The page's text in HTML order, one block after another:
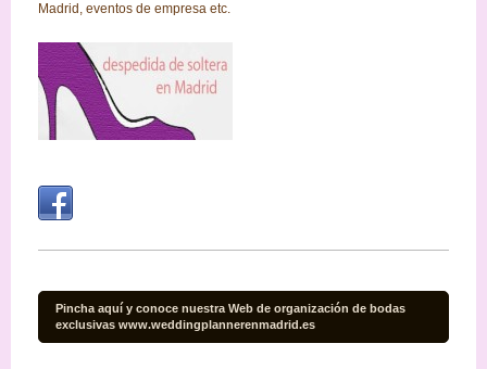
Madrid, eventos de empresa etc.
Pincha aquí y conoce nuestra Web de organización de bodas
exclusivas www.weddingplannerenmadrid.es